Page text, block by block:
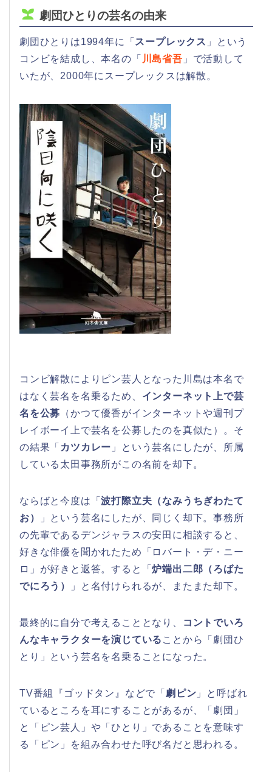
劇団ひとりの芸名の由来
劇団ひとりは1994年に「 スープレックス 」という
コンビを結成し、本名の「 川島省吾 」で活動して
いたが、2000年にスープレックスは解散。
コンビ解散によりピン芸人となった川島は本名で
はなく芸名を名乗るため、 インターネット上で芸
名を公募 （かつて優香がインターネットや週刊プ
レイボーイ上で芸名を公募したのを真似た）。そ
の結果「 カツカレー 」という芸名にしたが、所属
している太田事務所がこの名前を却下。
ならばと今度は「波打際立夫（なみうちぎわたて
お）
」という芸名にしたが、同じく却下。事務所
の先輩であるデンジャラスの安田に相談すると、
好きな俳優を聞かれたため「ロバート・デ・ニー
ロ」が好きと返答。すると「炉端出二郎（ろばた
でにろう）
」と名付けられるが、またまた却下。
最終的に自分で考えることとなり、
コントでいろ
んなキャラクターを演じている ことから「劇団ひ
とり」という芸名を名乗ることになった。
TV番組『ゴッドタン』などで「 劇ピン 」と呼ばれ
ているところを耳にすることがあるが、「劇団」
と「ピン芸人」や「ひとり」であることを意味す
る「ピン」を組み合わせた呼び名だと思われる。